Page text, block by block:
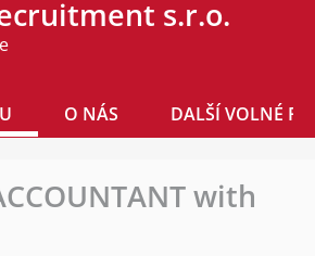
s.r.o.
O NÁS DALŠÍ VOLNÉ
with